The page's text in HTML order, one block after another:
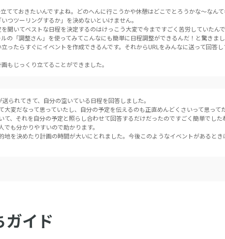
てておきたいんですよね。どのへんに行こうかや休憩はどこでとろうかな〜なん
つツーリングするか」を決めないといけません。
聞いてベストな日程を決定するのはけっこう大変で今まですごく苦労していたん
の「調整さん」を使ってみてこんなにも簡単に日程調整ができるんだ！と驚きま
ったらすぐにイベントを作成できるんです。それからURLをみんなに送って回答
もじっくり立てることができました。
られてきて、自分の空いている日程を回答しました。
変だなって思っていたし、自分の予定を伝えるのも正直めんどくさいって思って
、それを自分の予定と照らし合わせて回答するだけだったのですごく簡単でした
も分かりやすいので助かります。
を決めたり計画の時間が大いにとれました。今後このようなイベントがあると
ガイド